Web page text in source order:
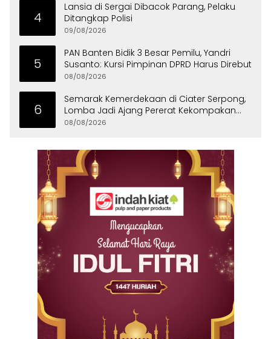
4
Lansia di Sergai Dibacok Parang, Pelaku
Ditangkap Polisi
09/08/2026
5
PAN Banten Bidik 3 Besar Pemilu, Yandri
Susanto: Kursi Pimpinan DPRD Harus Direbut
08/08/2026
6
Semarak Kemerdekaan di Ciater Serpong,
Lomba Jadi Ajang Pererat Kekompakan
Warga
08/08/2026